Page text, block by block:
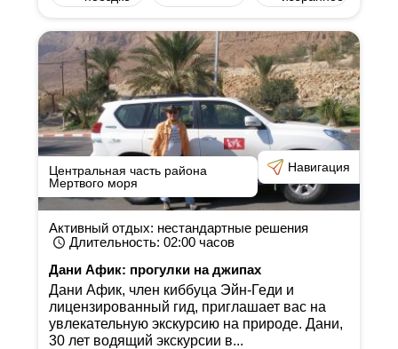
Центральная часть района
Мертвого моря
Навигация
Активный отдых: нестандартные решения
Длительность: 02:00часов
Дани Афик: прогулки на джипах
Дани Афик, член киббуца Эйн-Геди и
лицензированный гид, приглашает вас на
увлекательную экскурсию на природе. Дани,
30 лет водящий экскурсии в...